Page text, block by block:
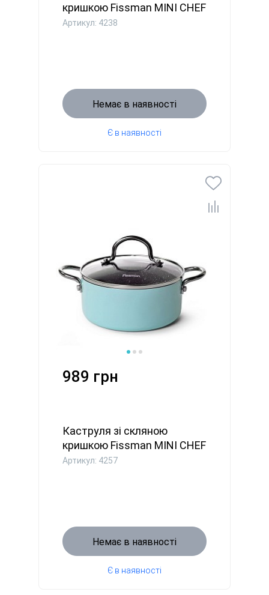
кришкою Fissman MINI CHEF
16x7...
Артикул: 4238
Немає в наявності
Є в наявності
989 грн
Каструля зі скляною
кришкою Fissman MINI CHEF
18x8...
Артикул: 4257
Немає в наявності
Є в наявності